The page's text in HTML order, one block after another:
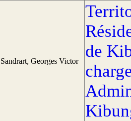
Sandrart, Georges Victor
de